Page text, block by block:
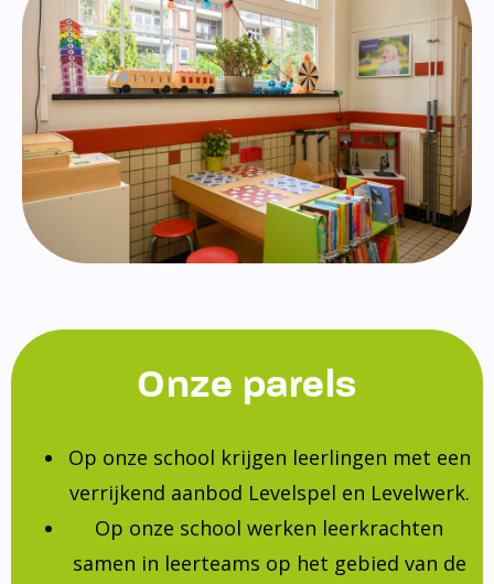
Onze parels
Op onze school krijgen leerlingen met een
verrijkend aanbod Levelspel en Levelwerk.
Op onze school werken leerkrachten
samen in leerteams op het gebied van de